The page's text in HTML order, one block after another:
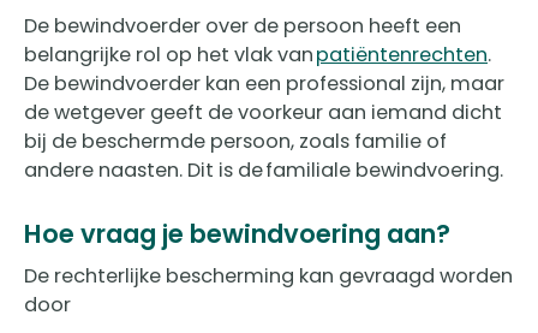
De bewindvoerder over de persoon heeft een
belangrijke rol op het vlak vanpatiëntenrechten.
De bewindvoerder kan een professional zijn, maar
de wetgever geeft de voorkeur aan iemand dicht
bij de beschermde persoon, zoals familie of
andere naasten. Dit is de familiale bewindvoering.
Hoe vraag je bewindvoering aan?
De rechterlijke bescherming kan gevraagd worden
door